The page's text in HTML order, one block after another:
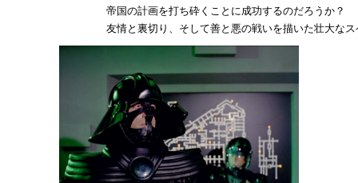
帝国の計画を打ち砕くことに成功するのだろうか？
友情と裏切り、そして善と悪の戦いを描いた壮大な